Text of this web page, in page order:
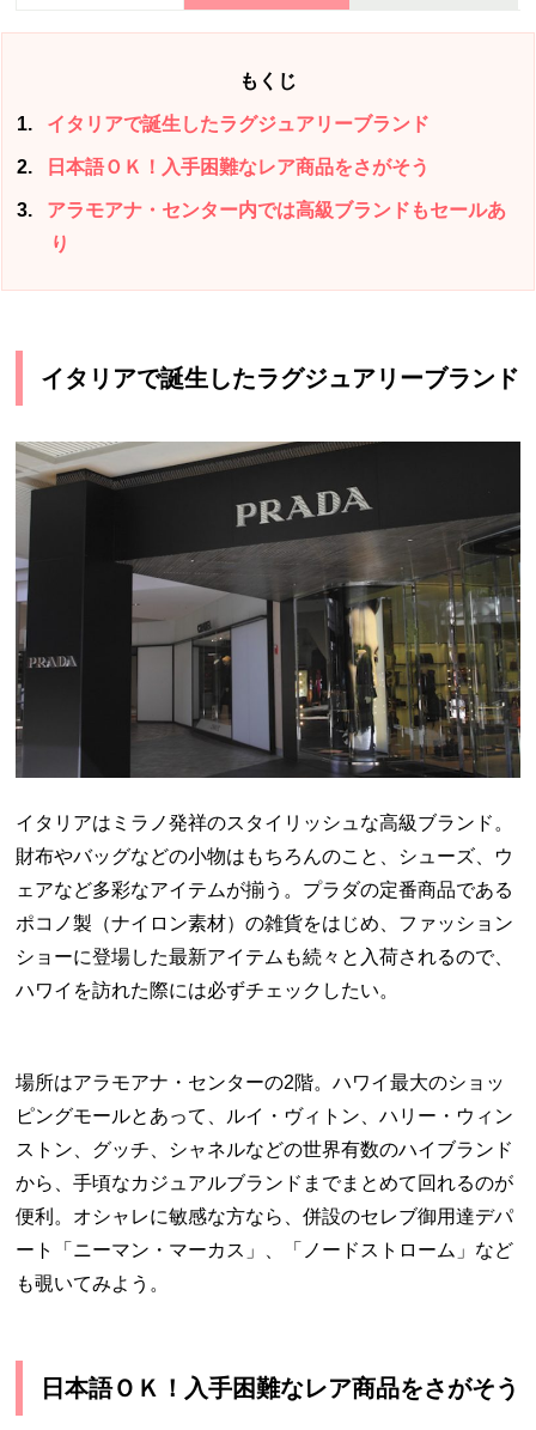
もくじ
1 イタリアで誕生したラグジュアリーブランド
2 日本語ＯＫ！入手困難なレア商品をさがそう
3
アラモアナ・センター内では高級ブランドもセールあ
り
イタリアで誕生したラグジュアリーブランド
イタリアはミラノ発祥のスタイリッシュな高級ブランド。
財布やバッグなどの小物はもちろんのこと、シューズ、ウ
ェアなど多彩なアイテムが揃う。プラダの定番商品である
ポコノ製（ナイロン素材）の雑貨をはじめ、ファッション
ショーに登場した最新アイテムも続々と入荷されるので、
ハワイを訪れた際には必ずチェックしたい。
場所はアラモアナ・センターの2階。ハワイ最大のショッ
ピングモールとあって、ルイ・ヴィトン、ハリー・ウィン
ストン、グッチ、シャネルなどの世界有数のハイブランド
から、手頃なカジュアルブランドまでまとめて回れるのが
便利。オシャレに敏感な方なら、併設のセレブ御用達デパ
ート「ニーマン・マーカス」、「ノードストローム」など
も覗いてみよう。
日本語ＯＫ！入手困難なレア商品をさがそう